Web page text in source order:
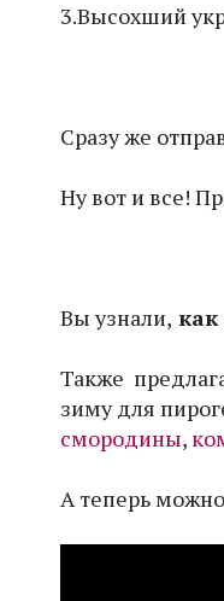
3.Высохший
Сразу же
Ну вот и все!
Вы узнали, как
Также
зиму для
смородины,
А теперь